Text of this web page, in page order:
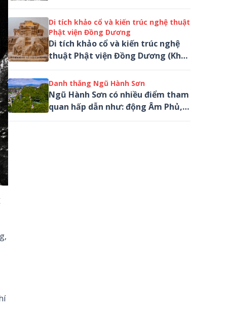
liên lạc, đường ống xăng dầu trải
hàng ngàn km có đoạn qua Đà
Nẵng (QN cũ)...
Di tích khảo cổ và kiến trúc nghệ thuật
Phật viện Đồng Dương
Di tích khảo cổ và kiến trúc nghệ
thuật Phật viện Đồng Dương (Khu
phế tích Phật viện Đồng Dương)
nay thuộc Xã Đồng Dương, thành
phố Đà Nẵng.
Danh thắng Ngũ Hành Sơn
Ngũ Hành Sơn có nhiều điểm tham
quan hấp dẫn như: động Âm Phủ,
động Huyền Không, chùa Linh Ứng,